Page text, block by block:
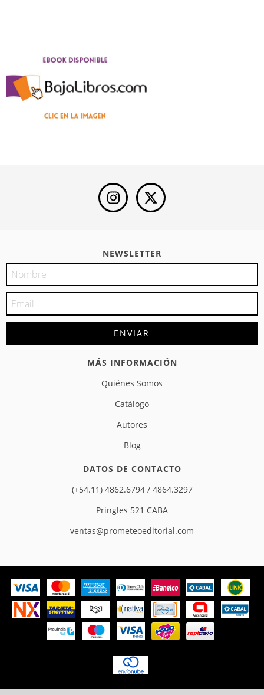
NEWSLETTER
MÁS INFORMACIÓN
Quiénes Somos
Catálogo
Autores
Blog
DATOS DE CONTACTO
(+54.11) 4862.6794 / 4864.3297
Pringles 521 CABA
ventas@prometeoeditorial.com